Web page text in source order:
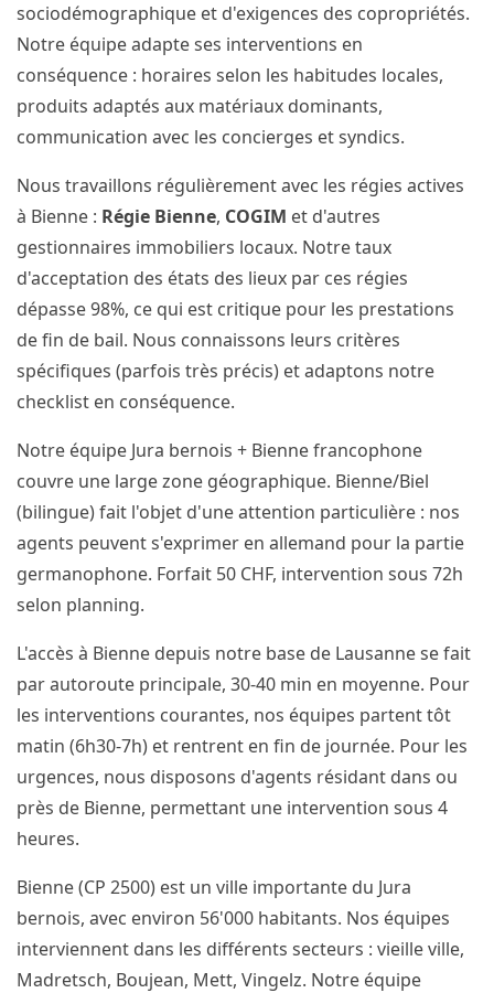
sociodémographique et d'exigences des copropriétés.
Notre équipe adapte ses interventions en
conséquence : horaires selon les habitudes locales,
produits adaptés aux matériaux dominants,
communication avec les concierges et syndics.
Nous travaillons régulièrement avec les régies actives
à Bienne : Régie Bienne, COGIM et d'autres
gestionnaires immobiliers locaux. Notre taux
d'acceptation des états des lieux par ces régies
dépasse 98%, ce qui est critique pour les prestations
de fin de bail. Nous connaissons leurs critères
spécifiques (parfois très précis) et adaptons notre
checklist en conséquence.
Notre équipe Jura bernois + Bienne francophone
couvre une large zone géographique. Bienne/Biel
(bilingue) fait l'objet d'une attention particulière : nos
agents peuvent s'exprimer en allemand pour la partie
germanophone. Forfait 50 CHF, intervention sous 72h
selon planning.
L'accès à Bienne depuis notre base de Lausanne se fait
par autoroute principale, 30-40 min en moyenne. Pour
les interventions courantes, nos équipes partent tôt
matin (6h30-7h) et rentrent en fin de journée. Pour les
urgences, nous disposons d'agents résidant dans ou
près de Bienne, permettant une intervention sous 4
heures.
Bienne (CP 2500) est un ville importante du Jura
bernois, avec environ 56'000 habitants. Nos équipes
interviennent dans les différents secteurs : vieille ville,
Madretsch, Boujean, Mett, Vingelz. Notre équipe